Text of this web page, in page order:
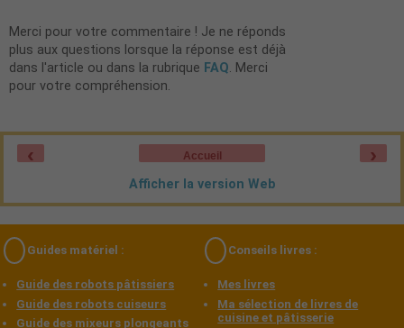
Merci pour votre commentaire ! Je ne réponds
plus aux questions lorsque la réponse est déjà
dans l'article ou dans la rubrique FAQ. Merci
pour votre compréhension.
‹ ›
Accueil
Afficher la version Web
Guides matériel :
Guide des robots pâtissiers
Guide des robots cuiseurs
Guide des mixeurs plongeants
Conseils livres :
Mes livres
Ma sélection de livres de
cuisine et pâtisserie